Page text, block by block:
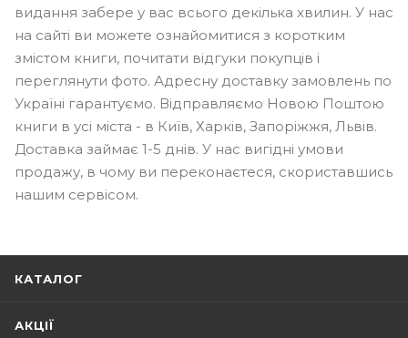
видання забере у вас всього декілька хвилин. У нас
на сайті ви можете ознайомитися з коротким
змістом книги, почитати відгуки покупців і
переглянути фото. Адресну доставку замовлень по
Україні гарантуємо. Відправляємо Новою Поштою
книги в усі міста - в Київ, Харків, Запоріжжя, Львів.
Доставка займає 1-5 днів. У нас вигідні умови
продажу, в чому ви переконаєтеся, скориставшись
нашим сервісом.
КАТАЛОГ
АКЦІЇ